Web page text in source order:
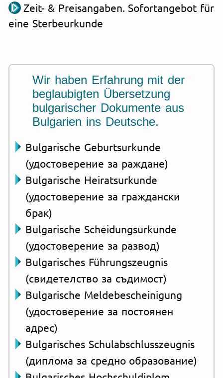
Zeit- & Preisangaben. Sofortangebot für
eine Sterbeurkunde
Wir haben Erfahrung mit der
beglaubigten Übersetzung
bulgarischer Dokumente aus
Bulgarien ins Deutsche.
Bulgarische Geburtsurkunde
(удостоверение за раждане)
Bulgarische Heiratsurkunde
(удостоверение за граждански
брак)
Bulgarische Scheidungsurkunde
(удостоверение за развод)
Bulgarisches Führungszeugnis
(свидетелство за съдимост)
Bulgarische Meldebescheinigung
(удостоверение за постоянен
адрес)
Bulgarisches Schulabschlusszeugnis
(диплома за средно образование)